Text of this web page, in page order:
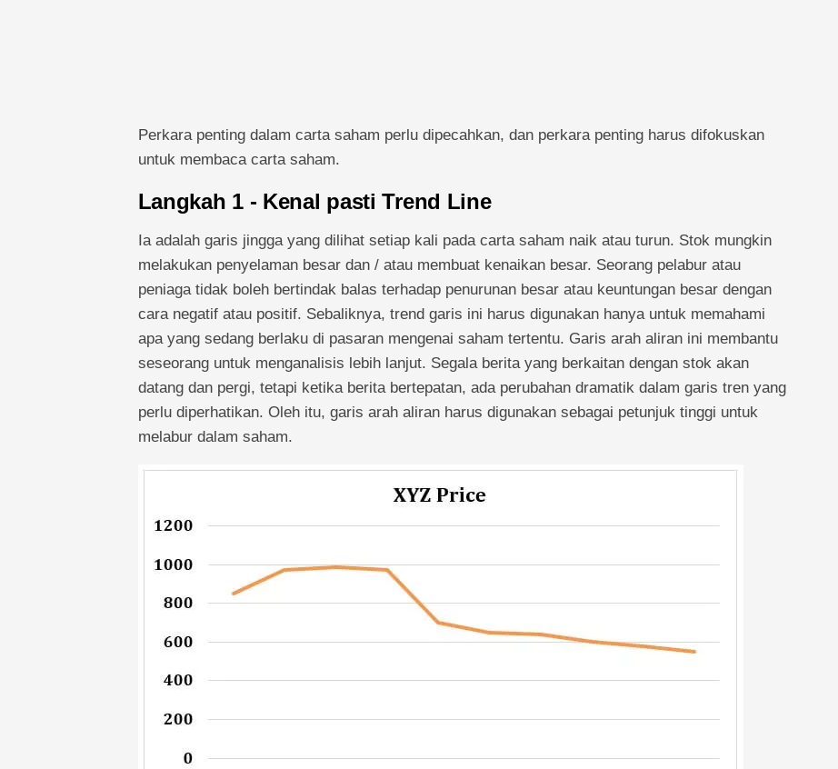
Perkara penting dalam carta saham perlu dipecahkan, dan perkara penting harus difokuskan
untuk membaca carta saham.
Langkah 1 - Kenal pasti Trend Line
Ia adalah garis jingga yang dilihat setiap kali pada carta saham naik atau turun. Stok mungkin
melakukan penyelaman besar dan / atau membuat kenaikan besar. Seorang pelabur atau
peniaga tidak boleh bertindak balas terhadap penurunan besar atau keuntungan besar dengan
cara negatif atau positif. Sebaliknya, trend garis ini harus digunakan hanya untuk memahami
apa yang sedang berlaku di pasaran mengenai saham tertentu. Garis arah aliran ini membantu
seseorang untuk menganalisis lebih lanjut. Segala berita yang berkaitan dengan stok akan
datang dan pergi, tetapi ketika berita bertepatan, ada perubahan dramatik dalam garis tren yang
perlu diperhatikan. Oleh itu, garis arah aliran harus digunakan sebagai petunjuk tinggi untuk
melabur dalam saham.